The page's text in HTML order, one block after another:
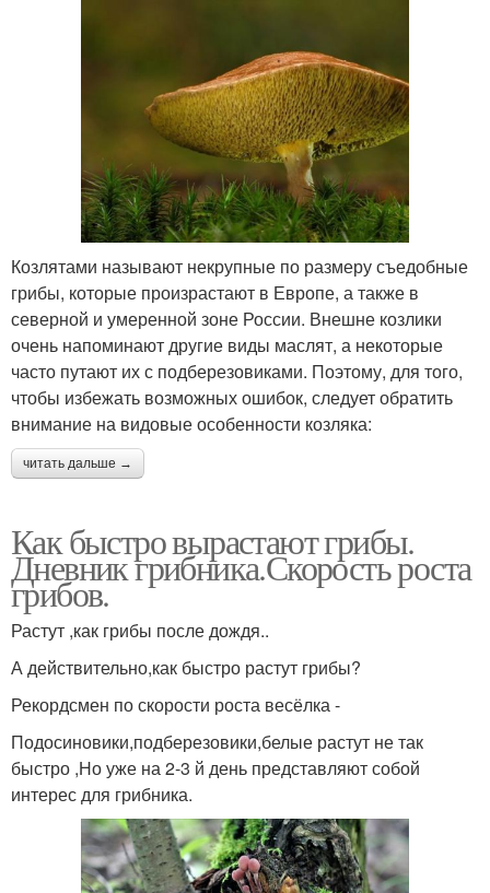
Козлятами называют некрупные по размеру съедобные
грибы, которые произрастают в Европе, а также в
северной и умеренной зоне России. Внешне козлики
очень напоминают другие виды маслят, а некоторые
часто путают их с подберезовиками. Поэтому, для того,
чтобы избежать возможных ошибок, следует обратить
внимание на видовые особенности козляка:
читать дальше →
Как быстро вырастают грибы.
Дневник грибника.Скорость роста
грибов.
Растут ,как грибы после дождя..
А действительно,как быстро растут грибы?
Рекордсмен по скорости роста весёлка -
Подосиновики,подберезовики,белые растут не так
быстро ,Но уже на 2-3 й день представляют собой
интерес для грибника.